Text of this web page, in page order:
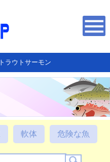
トラウトサーモン
軟体 危険な魚